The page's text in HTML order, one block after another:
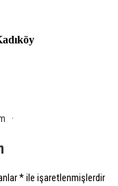
·
*ile işaretlenmişlerdir